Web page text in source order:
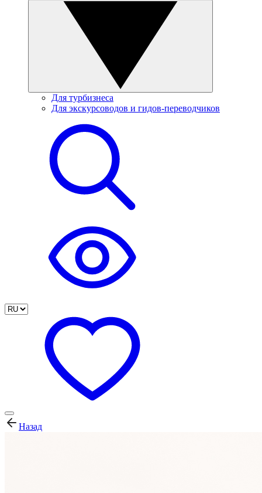
Для турбизнеса
Для экскурсоводов и гидов-переводчиков
Назад